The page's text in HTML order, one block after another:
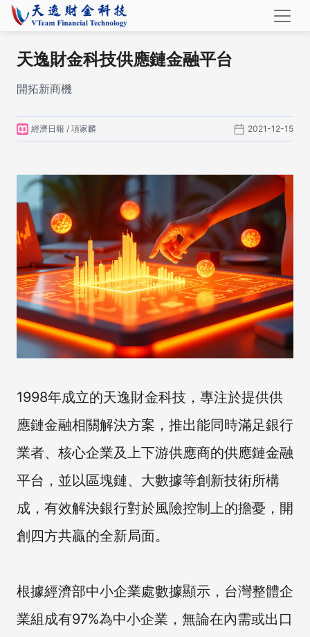
天逸財金科技供應鏈金融平台
開拓新商機
經濟日報 / 項家麟 2021-12-15
1998年成立的天逸財金科技，專注於提供供
應鏈金融相關解決方案，推出能同時滿足銀行
業者、核心企業及上下游供應商的供應鏈金融
平台，並以區塊鏈、大數據等創新技術所構
成，有效解決銀行對於風險控制上的擔憂，開
創四方共贏的全新局面。
根據經濟部中小企業處數據顯示，台灣整體企
業組成有97%為中小企業，無論在內需或出口